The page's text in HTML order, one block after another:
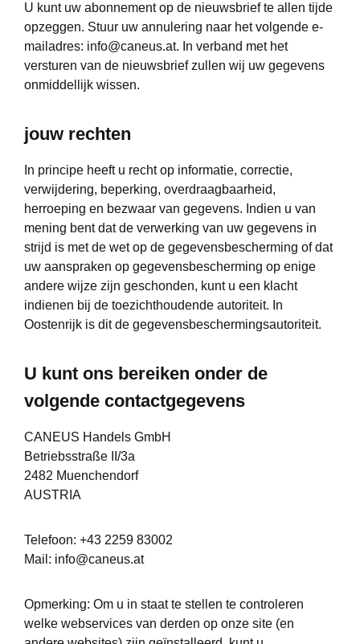
U kunt uw abonnement op de nieuwsbrief te allen tijde
opzeggen. Stuur uw annulering naar het volgende e-
mailadres: info@caneus.at. In verband met het
versturen van de nieuwsbrief zullen wij uw gegevens
onmiddellijk wissen.
jouw rechten
In principe heeft u recht op informatie, correctie,
verwijdering, beperking, overdraagbaarheid,
herroeping en bezwaar van gegevens. Indien u van
mening bent dat de verwerking van uw gegevens in
strijd is met de wet op de gegevensbescherming of dat
uw aanspraken op gegevensbescherming op enige
andere wijze zijn geschonden, kunt u een klacht
indienen bij de toezichthoudende autoriteit. In
Oostenrijk is dit de gegevensbeschermingsautoriteit.
U kunt ons bereiken onder de
volgende contactgegevens
CANEUS Handels GmbH
Betriebsstraße II/3a
2482 Muenchendorf
AUSTRIA
Telefoon: +43 2259 83002
Mail: info@caneus.at
Opmerking: Om u in staat te stellen te controleren
welke webservices van derden op onze site (en